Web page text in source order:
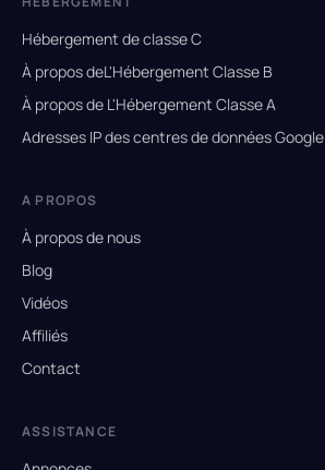
Hébergement de classe C
À propos deL'Hébergement Classe B
À propos de L'Hébergement Classe A
Adresses IP des centres de données Google
A PROPOS
À propos de nous
Blog
Vidéos
Affiliés
Contact
ASSISTANCE